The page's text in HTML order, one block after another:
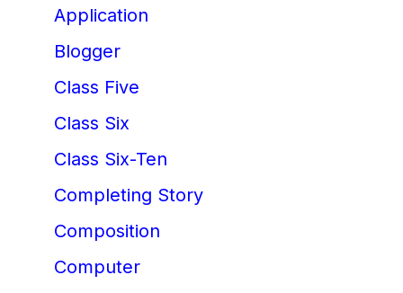
Application
Blogger
Class Five
Class Six
Class Six-Ten
Completing Story
Composition
Computer